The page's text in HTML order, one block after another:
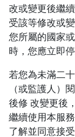
改或變更後繼
受該等修改或
您所屬的國家
時，您應立即
若您為未滿二
（或監護人）
後修 改變更後
繼續使用本服
了解並同意接